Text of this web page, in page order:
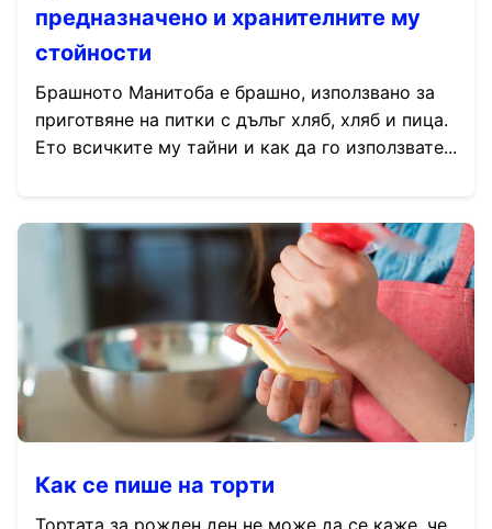
предназначено и хранителните му
стойности
Брашното Манитоба е брашно, използвано за
приготвяне на питки с дълъг хляб, хляб и пица.
Ето всичките му тайни и как да го използвате...
Как се пише на торти
Тортата за рожден ден не може да се каже, че